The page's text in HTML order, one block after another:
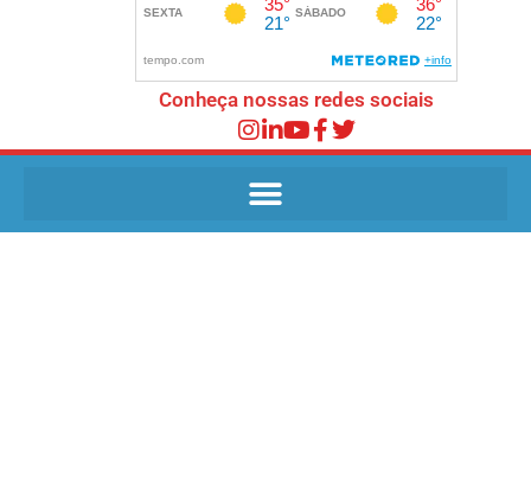
Conheça nossas redes sociais